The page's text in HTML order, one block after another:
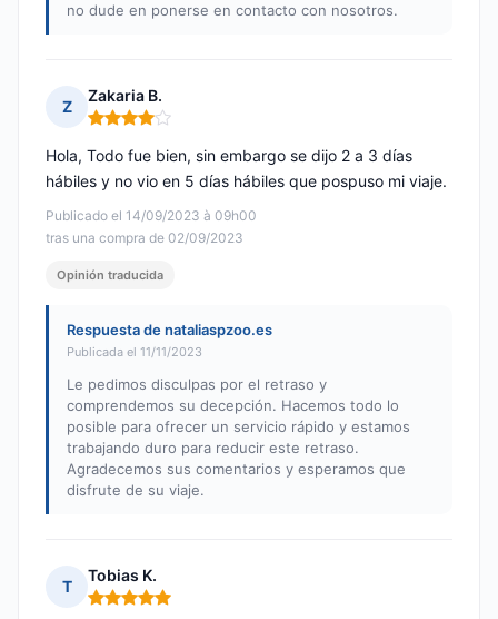
no dude en ponerse en contacto con nosotros.
Z
Zakaria B.
Nota: 4 de 5
Publicado el 14/09/2023 à 09h00
tras una compra de 02/09/2023
Hola, Todo fue bien, sin embargo se dijo 2 a 3 días
hábiles y no vio en 5 días hábiles que pospuso mi viaje.
Opinión traducida
Respuesta de nataliaspzoo.es
Publicada el 11/11/2023
Le pedimos disculpas por el retraso y
comprendemos su decepción. Hacemos todo lo
posible para ofrecer un servicio rápido y estamos
trabajando duro para reducir este retraso.
Agradecemos sus comentarios y esperamos que
disfrute de su viaje.
T
Tobias K.
Nota: 5 de 5